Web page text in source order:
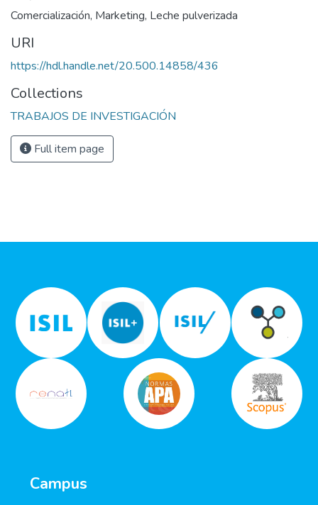
Comercialización, Marketing, Leche pulverizada
URI
https://hdl.handle.net/20.500.14858/436
Collections
TRABAJOS DE INVESTIGACIÓN
Full item page
Campus